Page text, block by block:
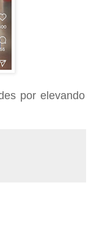
por elevando